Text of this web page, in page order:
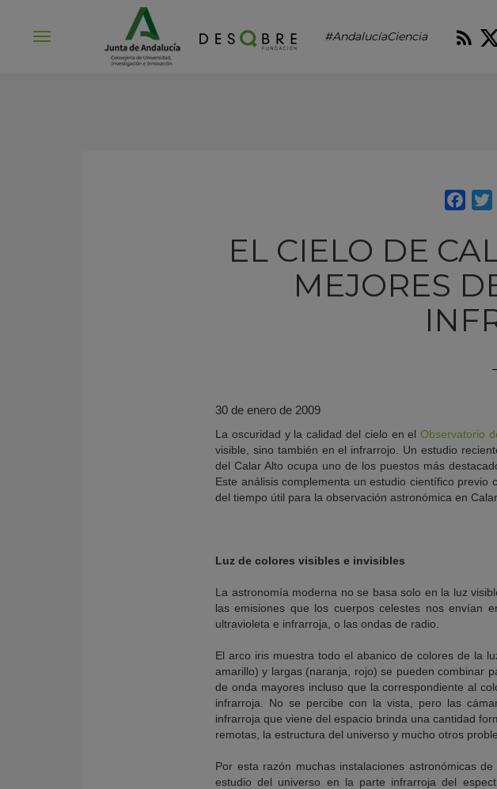
#AndalucíaCiencia
EL CIELO DE
MEJORES
30 de enero de 2009
La oscuridad y la calidad del cielo en elObservatorio
visible, sino también en el infrarrojo. Un estudio
del Calar Alto ocupa uno de los puestos más
Este análisis complementa un estudio científico
del tiempo útil para la observación astronómica en
Luz de colores visibles e invisibles
La astronomía moderna no se basa solo en la luz
las emisiones que los cuerpos celestes nos envían
ultravioleta e infrarroja, o las ondas de radio.
El arco iris muestra todo el abanico de colores de la
amarillo) y largas (naranja, rojo) se pueden combinar
de onda mayores incluso que la correspondiente al
infrarroja. No se percibe con la vista, pero las
infrarroja que viene del espacio brinda una cantidad
remotas, la estructura del universo y mucho otros
Por esta razón muchas instalaciones astronómicas
estudio del universo en la parte infrarroja del